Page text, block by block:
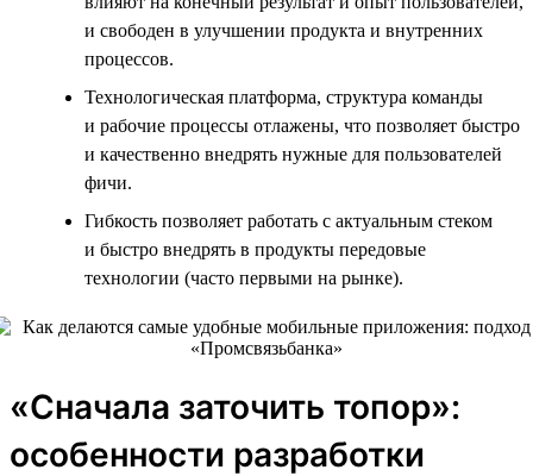
и свободен в улучшении продукта и внутренних
процессов.
Технологическая платформа, структура команды
и рабочие процессы отлажены, что позволяет быстро
и качественно внедрять нужные для пользователей
фичи.
Гибкость позволяет работать с актуальным стеком
и быстро внедрять в продукты передовые
технологии (часто первыми на рынке).
«Сначала заточить топор»:
особенности разработки